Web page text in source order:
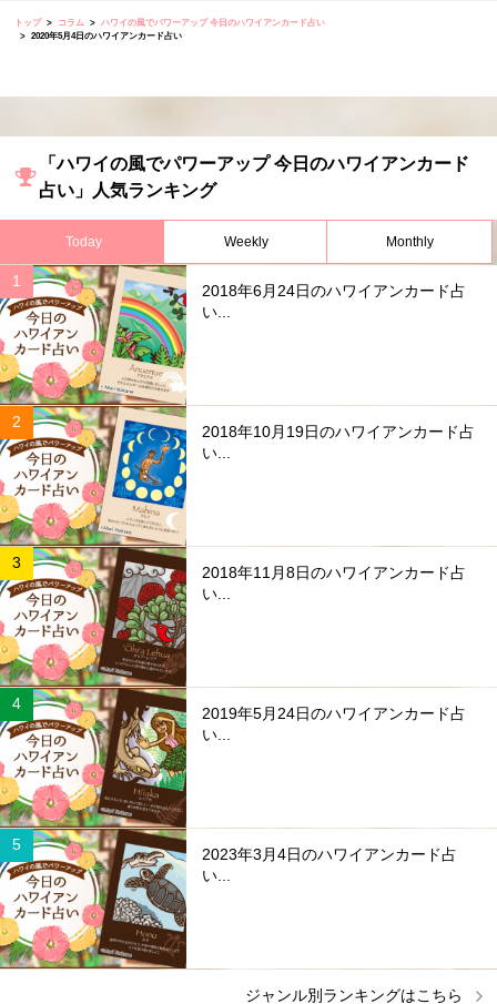
トップ コラム
ハワイの風でパワーアップ 今日のハワイアンカード占い
2020年5月4日のハワイアンカード占い
「ハワイの風でパワーアップ 今日のハワイアンカード
占い」人気ランキング
Today Weekly Monthly
2018年6月24日のハワイアンカード占
い...
2018年10月19日のハワイアンカード占
い...
2018年11月8日のハワイアンカード占
い...
2019年5月24日のハワイアンカード占
い...
2023年3月4日のハワイアンカード占
い...
ジャンル別ランキングはこちら